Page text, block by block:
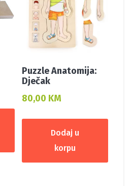
Puzzle Anatomija:
Dječak
80,00 KM
Dodaj u
korpu